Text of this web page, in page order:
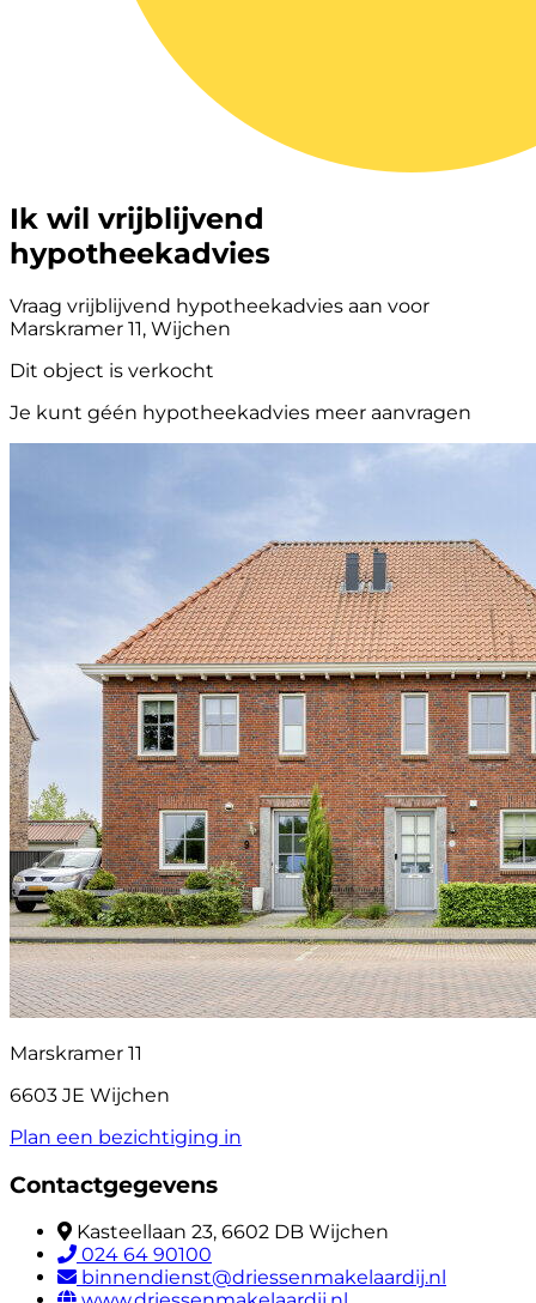
Ik wil vrijblijvend
hypotheekadvies
Vraag vrijblijvend hypotheekadvies aan voor
Marskramer 11, Wijchen
Dit object is verkocht
Je kunt géén hypotheekadvies meer aanvragen
Marskramer 11
6603 JE Wijchen
Plan een bezichtiging in
Contactgegevens
Kasteellaan 23, 6602 DB Wijchen
024 64 90100
binnendienst@driessenmakelaardij.nl